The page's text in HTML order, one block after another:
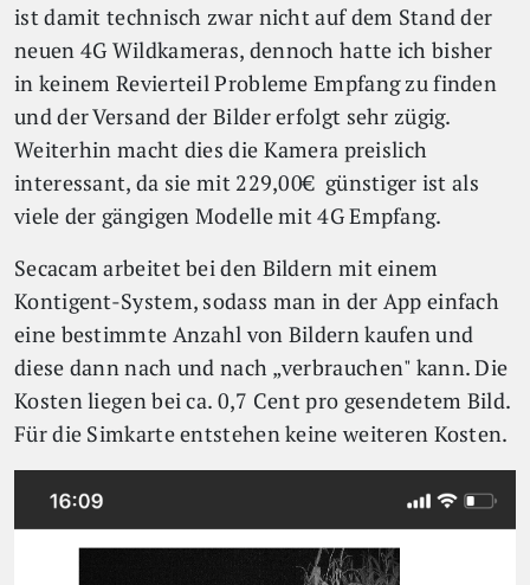
ist damit technisch zwar nicht auf dem Stand der
neuen 4G Wildkameras, dennoch hatte ich bisher
in keinem Revierteil Probleme Empfang zu finden
und der Versand der Bilder erfolgt sehr zügig.
Weiterhin macht dies die Kamera preislich
interessant, da sie mit 229,00€ günstiger ist als
viele der gängigen Modelle mit 4G Empfang.
Secacam arbeitet bei den Bildern mit einem
Kontigent-System, sodass man in der App einfach
eine bestimmte Anzahl von Bildern kaufen und
diese dann nach und nach „verbrauchen" kann. Die
Kosten liegen bei ca. 0,7 Cent pro gesendetem Bild.
Für die Simkarte entstehen keine weiteren Kosten.